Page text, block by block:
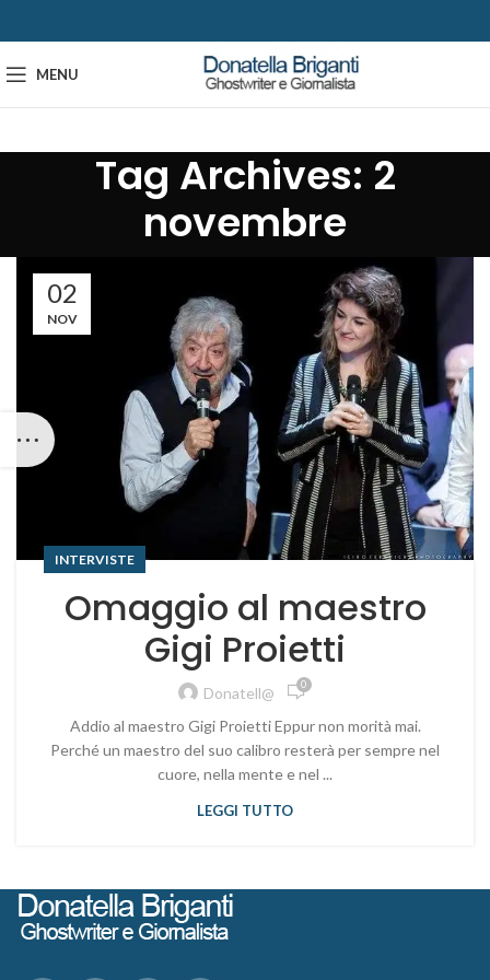
MENU
Tag Archives: 2
novembre
02
NOV
INTERVISTE
Omaggio al maestro
Gigi Proietti
Donatell@ 0
Addio al maestro Gigi Proietti Eppur non morità mai.
Perché un maestro del suo calibro resterà per sempre nel
cuore, nella mente e nel ...
LEGGI TUTTO